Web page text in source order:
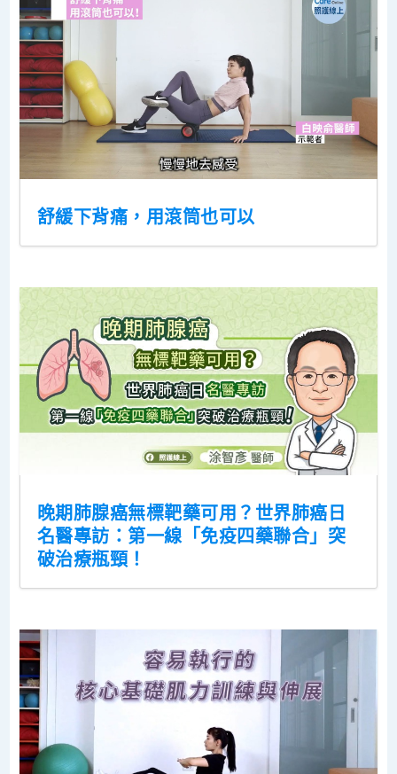
舒緩下背痛，用滾筒也可以
晚期肺腺癌無標靶藥可用？世界肺癌日
名醫專訪：第一線「免疫四藥聯合」突
破治療瓶頸！